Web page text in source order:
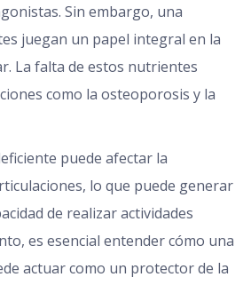
Sin embargo, una
juegan un papel integral en la
La falta de estos nutrientes
como la osteoporosis y la
puede afectar la
lo que puede generar
de realizar actividades
es esencial entender cómo una
actuar como un protector de la